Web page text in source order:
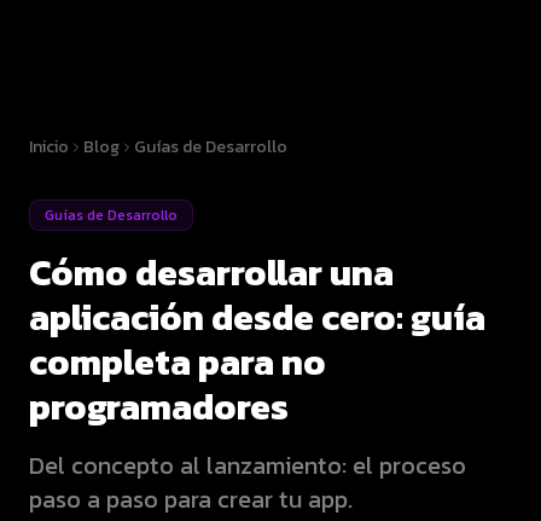
Inicio Blog Guías de Desarrollo
Guías de Desarrollo
Cómo desarrollar una
aplicación desde cero: guía
completa para no
programadores
Del concepto al lanzamiento: el proceso
paso a paso para crear tu app.